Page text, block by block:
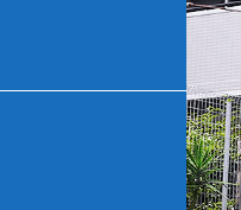
総合日本語 ＜留学ビ